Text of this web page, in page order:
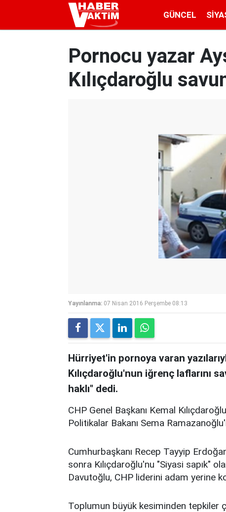
GÜNCEL
Pornocu yazar
Kılıçdaroğlu
Yayınlanma: 07 Nisan 2016 Perşembe 08:13
Hürriyet'in pornoya varan
Kılıçdaroğlu'nun iğrenç laflarını
haklı" dedi.
CHP Genel Başkanı Kemal
Politikalar Bakanı Sema
Cumhurbaşkanı Recep Tayyip
sonra Kılıçdaroğlu'nu "Siyasi sapık"
Davutoğlu, CHP liderini adam yerine
Toplumun büyük kesiminden tepkiler